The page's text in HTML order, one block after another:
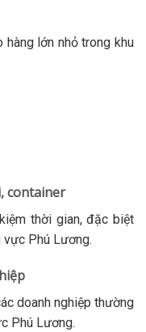
lớn nhỏ trong khu
container
thời gian, đặc biệt
Phú Lương.
doanh nghiệp thường
Phú Lương.